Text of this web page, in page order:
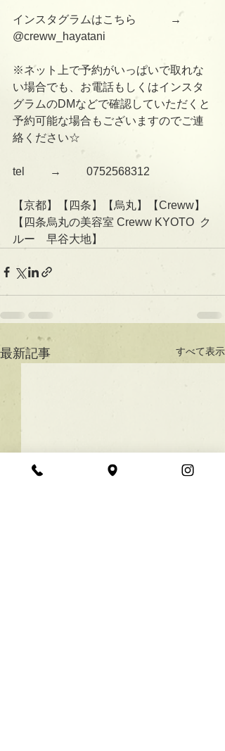
インスタグラムはこちら　　　→
@creww_hayatani
※ネット上で予約がいっぱいで取れな
い場合でも、お電話もしくはインスタ
グラムのDMなどで確認していただくと
予約可能な場合もございますのでご連
絡ください☆
tel 　　→　　 0752568312
【京都】【四条】【烏丸】【Creww】
【四条烏丸の美容室 Creww KYOTO  ク
ルー　早谷大地】
最新記事 すべて表示